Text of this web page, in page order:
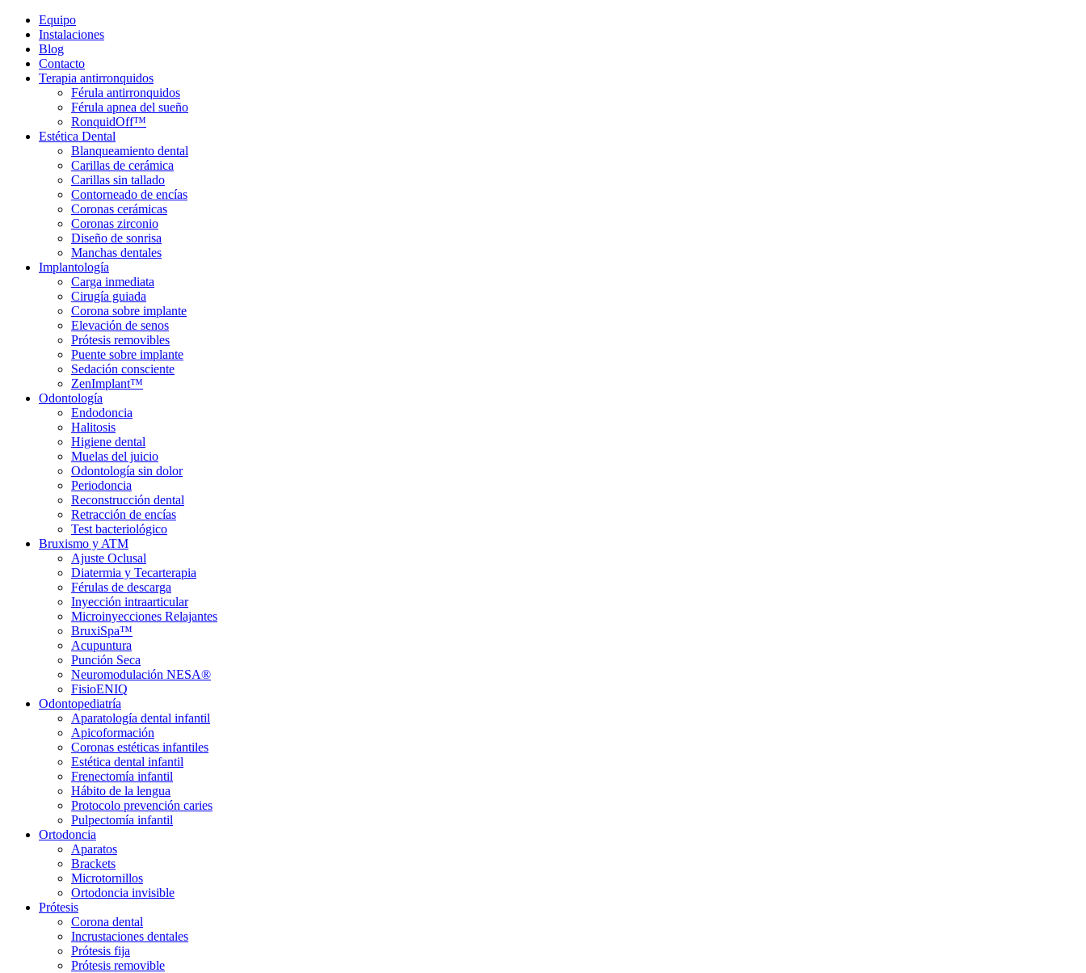
Equipo
Instalaciones
Blog
Contacto
Terapia antirronquidos
Férula antirronquidos
Férula apnea del sueño
RonquidOff™
Estética Dental
Blanqueamiento dental
Carillas de cerámica
Carillas sin tallado
Contorneado de encías
Coronas cerámicas
Coronas zirconio
Diseño de sonrisa
Manchas dentales
Implantología
Carga inmediata
Cirugía guiada
Corona sobre implante
Elevación de senos
Prótesis removibles
Puente sobre implante
Sedación consciente
ZenImplant™
Odontología
Endodoncia
Halitosis
Higiene dental
Muelas del juicio
Odontología sin dolor
Periodoncia
Reconstrucción dental
Retracción de encías
Test bacteriológico
Bruxismo y ATM
Ajuste Oclusal
Diatermia y Tecarterapia
Férulas de descarga
Inyección intraarticular
Microinyecciones Relajantes
BruxiSpa™
Acupuntura
Punción Seca
Neuromodulación NESA®
FisioENIQ
Odontopediatría
Aparatología dental infantil
Apicoformación
Coronas estéticas infantiles
Estética dental infantil
Frenectomía infantil
Hábito de la lengua
Protocolo prevención caries
Pulpectomía infantil
Ortodoncia
Aparatos
Brackets
Microtornillos
Ortodoncia invisible
Prótesis
Corona dental
Incrustaciones dentales
Prótesis fija
Prótesis removible